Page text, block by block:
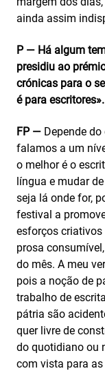
ainda assim
P — Há algum
presidiu ao
crónicas para o
é para
FP — Depende
falamos a um
o melhor é o
língua e mudar
seja lá onde for,
festival a
esforços
prosa
do mês. A meu
pois a noção de
trabalho de
pátria são
quer livre de
do quotidiano ou
com vista para